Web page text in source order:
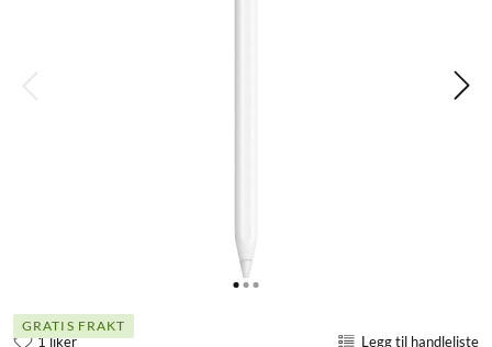
GRATIS FRAKT
1 liker Legg til handleliste